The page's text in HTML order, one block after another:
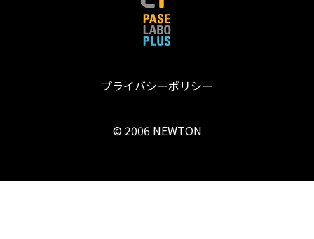
プライバシーポリシー
© 2006 NEWTON